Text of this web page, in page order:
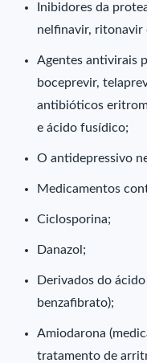
Inibidores da
nelfinavir, ritonavir
Agentes antivirais
boceprevir,
antibióticos
e ácido fusídico;
O antidepressivo
Medicamentos
Ciclosporina;
Danazol;
Derivados do
benzafibrato);
Amiodarona
tratamento de